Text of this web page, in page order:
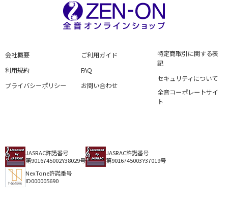
会社概要
利用規約
プライバシーポリシー
ご利用ガイド
FAQ
お問い合わせ
特定商取引に関する表
記
セキュリティについて
全音コーポレートサイ
ト
JASRAC許諾番号
第9016745002Y38029号
JASRAC許諾番号
第9016745003Y37019号
NexTone許諾番号
ID000005690